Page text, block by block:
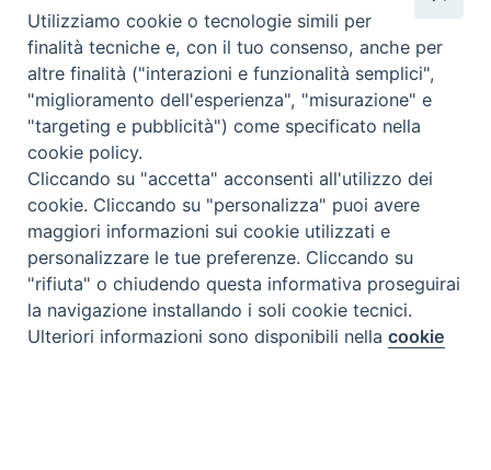
quest’anno nel periodo estivo. Anche l’Associazione
Scienza & Vita sostiene e promuove l’istituzione della
Giornata per la Vita Nascente. Approfondisci
su
www.giornatavitanascente.org
Iscriviti a Scienza & Vita NEWS
Preferenze Cookie
Utilizziamo cookie o tecnologie simili per
finalità tecniche e, con il tuo consenso, anche per
altre finalità ("interazioni e funzionalità semplici",
"miglioramento dell'esperienza", "misurazione" e
"targeting e pubblicità") come specificato nella
cookie policy.
Cliccando su "accetta" acconsenti all'utilizzo dei
cookie. Cliccando su "personalizza" puoi avere
maggiori informazioni sui cookie utilizzati e
personalizzare le tue preferenze. Cliccando su
"rifiuta" o chiudendo questa informativa proseguirai
la navigazione installando i soli cookie tecnici.
Ulteriori informazioni sono disponibili nellacookie